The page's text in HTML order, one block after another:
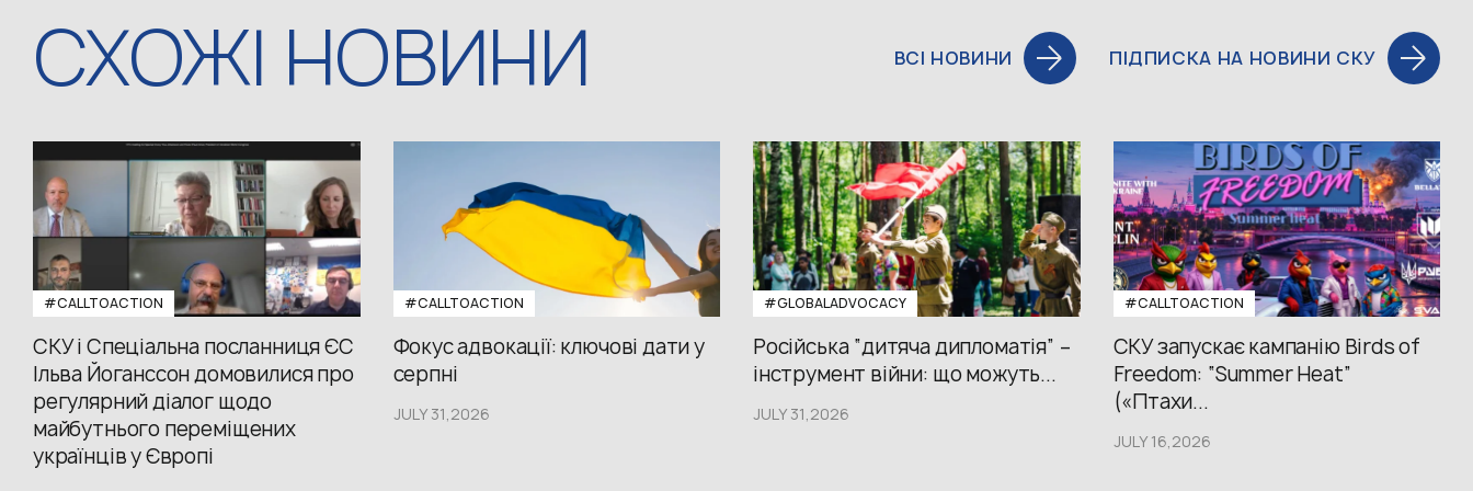
СХОЖІ НОВИНИ ВСІ НОВИНИ ПІДПИСКА НА НОВИНИ СКУ
#CALLTOACTION
СКУ і Спеціальна посланниця ЄС
Ільва Йоганссон домовилися про
регулярний діалог щодо
майбутнього переміщених
українців у Європі
#CALLTOACTION
Фокус адвокації: ключові дати у
серпні
JULY 31,2026
#GLOBALADVOCACY
Російська “дитяча дипломатія” –
інструмент війни: що можуть...
JULY 31,2026
#CALLTOACTION
СКУ запускає кампанію Birds of
Freedom: “Summer Heat”
(«Птахи...
JULY 16,2026